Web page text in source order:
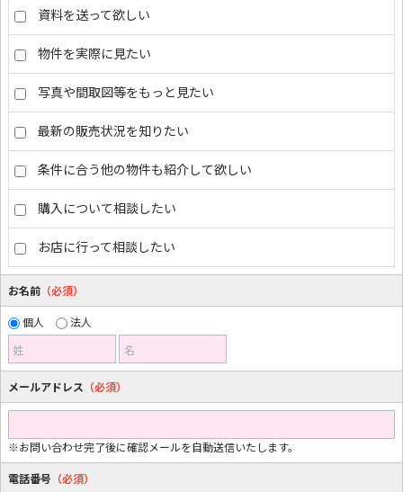
資料を送って欲しい
物件を実際に見たい
写真や間取図等をもっと見たい
最新の販売状況を知りたい
条件に合う他の物件も紹介して欲しい
購入について相談したい
お店に行って相談したい
お名前 （必須）
個人
法人
姓
名
メールアドレス （必須）
※お問い合わせ完了後に確認メールを自動送信いたします。
電話番号 （必須）